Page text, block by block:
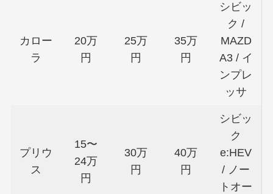
カロー
ラ
20万
円
25万
円
35万
円
シビッ
ク /
MAZD
A3 / イ
ンプレ
ッサ
プリウ
ス
15〜
24万
円
30万
円
40万
円
シビッ
ク
e:HEV
/ ノー
トオー